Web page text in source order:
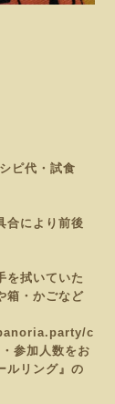
ピ代・試食
合により前後
を拭いていた
箱・かごなど
c
参加人数をお
ルリング』の